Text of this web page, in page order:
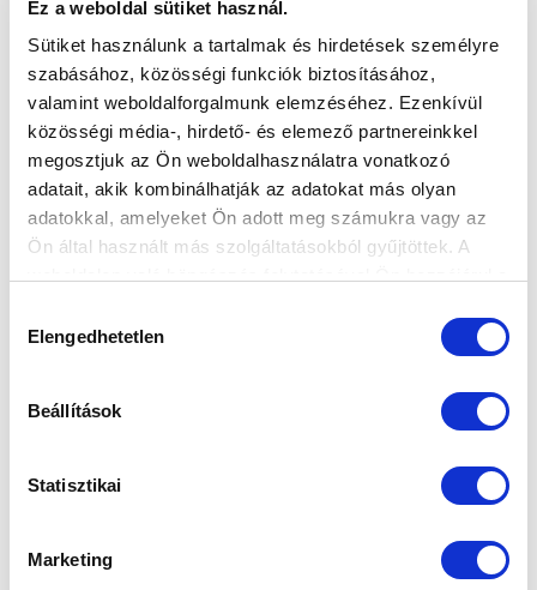
Ez a weboldal sütiket használ.
Sütiket használunk a tartalmak és hirdetések személyre
szabásához, közösségi funkciók biztosításához,
valamint weboldalforgalmunk elemzéséhez. Ezenkívül
közösségi média-, hirdető- és elemező partnereinkkel
megosztjuk az Ön weboldalhasználatra vonatkozó
adatait, akik kombinálhatják az adatokat más olyan
adatokkal, amelyeket Ön adott meg számukra vagy az
Ön által használt más szolgáltatásokból gyűjtöttek. A
kiválasztása
Elengedhetetlen
Beállítások
Statisztikai
Marketing
MTK BUDAPEST PUSKÁS AKADÉMIA FC
MTK BUDAPEST HÍRLEVÉL
Ne maradjon le egy eseményről sem! Iratkozzon fel ingyenes
hírlevelünkre: